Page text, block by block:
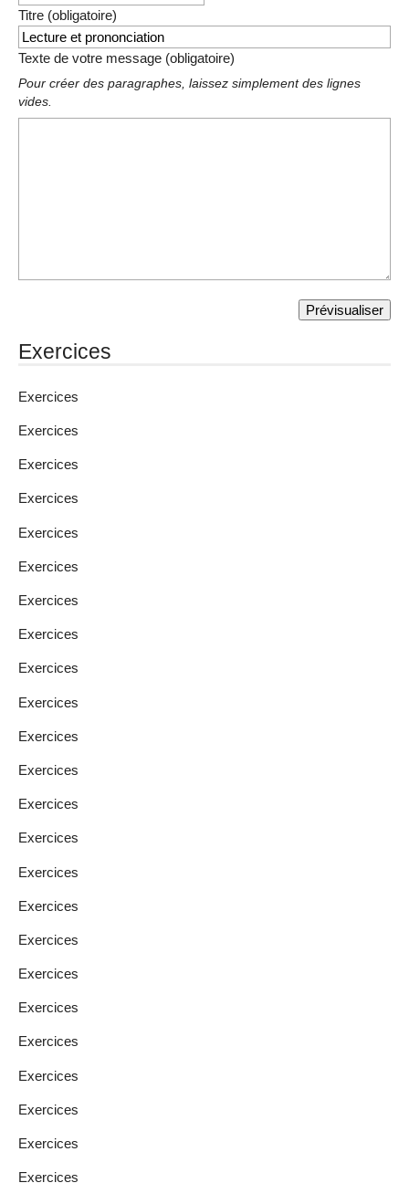
Titre (obligatoire)
Texte de votre message (obligatoire)
Pour créer des paragraphes, laissez simplement des lignes
vides.
Exercices
Exercices
Exercices
Exercices
Exercices
Exercices
Exercices
Exercices
Exercices
Exercices
Exercices
Exercices
Exercices
Exercices
Exercices
Exercices
Exercices
Exercices
Exercices
Exercices
Exercices
Exercices
Exercices
Exercices
Exercices